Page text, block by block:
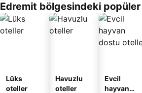
Edremit bölgesindeki
Lüks
oteller
Havuzlu
oteller
Evcil
hayvan